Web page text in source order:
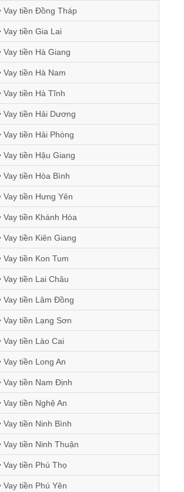
Vay tiền Đồng Tháp
Vay tiền Gia Lai
Vay tiền Hà Giang
Vay tiền Hà Nam
Vay tiền Hà Tĩnh
Vay tiền Hải Dương
Vay tiền Hải Phòng
Vay tiền Hậu Giang
Vay tiền Hòa Bình
Vay tiền Hưng Yên
Vay tiền Khánh Hòa
Vay tiền Kiên Giang
Vay tiền Kon Tum
Vay tiền Lai Châu
Vay tiền Lâm Đồng
Vay tiền Lạng Sơn
Vay tiền Lào Cai
Vay tiền Long An
Vay tiền Nam Định
Vay tiền Nghệ An
Vay tiền Ninh Bình
Vay tiền Ninh Thuận
Vay tiền Phú Thọ
Vay tiền Phú Yên